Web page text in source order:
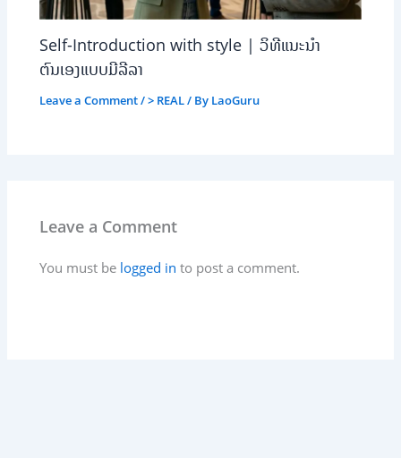
Self-Introduction with style | ວິທີແນະນຳ
ຕົນເອງແບບມີລີລາ
Leave a Comment/> REAL/ By LaoGuru
Leave a Comment
You must be logged in to post a comment.